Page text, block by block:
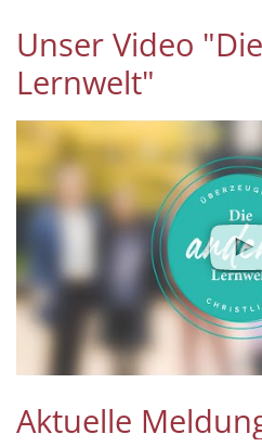
Unser Video
Lernwelt"
Aktuelle